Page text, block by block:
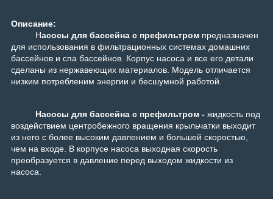
Описание:
Насосы для бассейна c префильтром предназначен
для использования в фильтрационных системах домашних
бассейнов и спа бассейнов. Корпус насоса и все его детали
сделаны из нержавеющих материалов. Модель отличается
низким потребленим энергии и бесшумной работой.
Насосы для бассейна c префильтром - жидкость под
воздействием центробежного вращения крыльчатки выходит
из него с более высоким давлением и большей скоростью,
чем на входе. В корпусе насоса выходная скорость
преобразуется в давление перед выходом жидкости из
насоса.